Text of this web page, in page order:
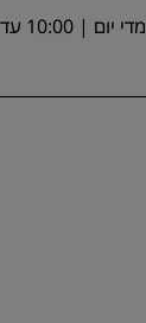
מדי יום | 10:00 עד 18:00